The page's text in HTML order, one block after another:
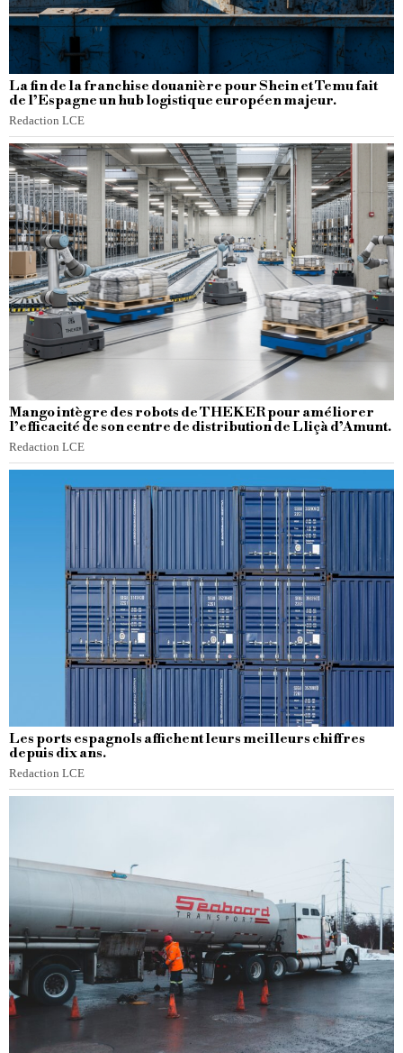
La fin de la franchise douanière pour Shein et Temu fait
de l’Espagne un hub logistique européen majeur.
Redaction LCE
Mango intègre des robots de THEKER pour améliorer
l’efficacité de son centre de distribution de Lliçà d’Amunt.
Redaction LCE
Les ports espagnols affichent leurs meilleurs chiffres
depuis dix ans.
Redaction LCE